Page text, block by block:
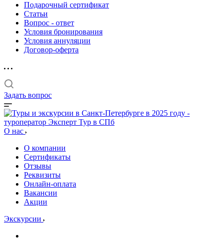
Подарочный сертификат
Статьи
Вопрос - ответ
Условия бронирования
Условия аннуляции
Договор-оферта
Задать вопрос
О нас
О компании
Сертификаты
Отзывы
Реквизиты
Онлайн-оплата
Вакансии
Акции
Экскурсии